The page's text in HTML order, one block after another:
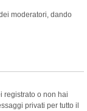
moderatori, dando
registrato o non hai
privati per tutto il